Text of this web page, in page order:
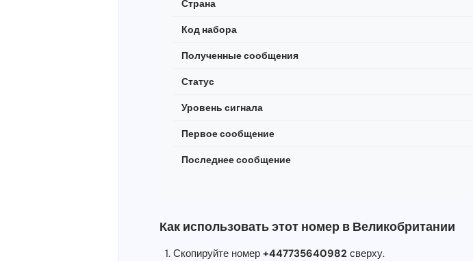
Страна
Код набора
Полученные сообщения
Статус
Уровень сигнала
Первое сообщение
Последнее сообщение
Как использовать этот номер в Великобритании
Скопируйте номер +447735640982 сверху.